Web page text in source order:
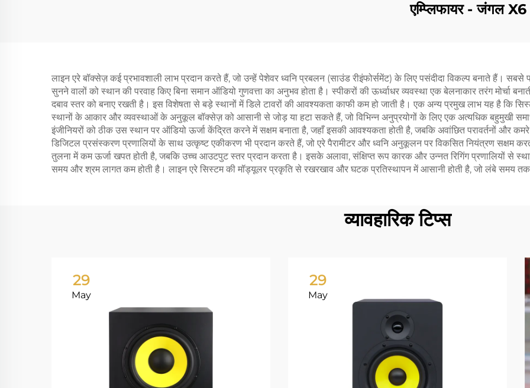
एम्प्लिफायर - जंगल
लाइन एरे बॉक्सेज़ कई प्रभावशाली लाभ प्रदान करते हैं, जो उन्हें पेशेवर ध्वनि प्रबलन (साउंड रीइंफोर्समेंट) के लिए पसंदीदा विकल्प बनाते हैं।
सुनने वालों को स्थान की परवाह किए बिना समान ऑडियो गुणवत्ता का अनुभव होता है। स्पीकरों की ऊर्ध्वाधर व्यवस्था एक बेलनाकार तरंग मोर्चा
दबाव स्तर को बनाए रखती है। इस विशेषता से बड़े स्थानों में डिले टावरों की आवश्यकता काफी कम हो जाती है। एक अन्य प्रमुख लाभ यह है कि
स्थानों के आकार और व्यवस्थाओं के अनुकूल बॉक्सेज़ को आसानी से जोड़ या हटा सकते हैं, जो विभिन्न अनुप्रयोगों के लिए एक अत्यधिक बहुमुखी
इंजीनियरों को ठीक उस स्थान पर ऑडियो ऊर्जा केंद्रित करने में सक्षम बनाता है, जहाँ इसकी आवश्यकता होती है, जबकि अवांछित परावर्तनों और
डिजिटल प्रसंस्करण प्रणालियों के साथ उत्कृष्ट एकीकरण भी प्रदान करते हैं, जो एरे पैरामीटर और ध्वनि अनुकूलन पर विकसित नियंत्रण सक्षम
तुलना में कम ऊर्जा खपत होती है, जबकि उच्च आउटपुट स्तर प्रदान करता है। इसके अलावा, संक्षिप्त रूप कारक और उन्नत रिगिंग प्रणालियों से
समय और श्रम लागत कम होती है। लाइन एरे सिस्टम की मॉड्यूलर प्रकृति से रखरखाव और घटक प्रतिस्थापन में आसानी होती है, जो लंबे समय तक
व्यावहारिक टिप्स
29
May
29
May